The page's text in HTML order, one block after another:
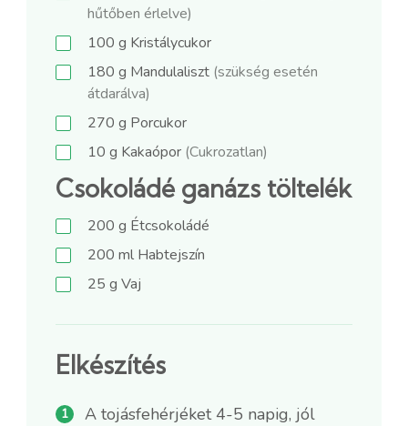
hűtőben érlelve)
100 g Kristálycukor
180 g Mandulaliszt (szükség esetén
átdarálva)
270 g Porcukor
10 g Kakaópor (Cukrozatlan)
Csokoládé ganázs töltelék
200 g Étcsokoládé
200 ml Habtejszín
25 g Vaj
Elkészítés
A tojásfehérjéket 4-5 napig, jól